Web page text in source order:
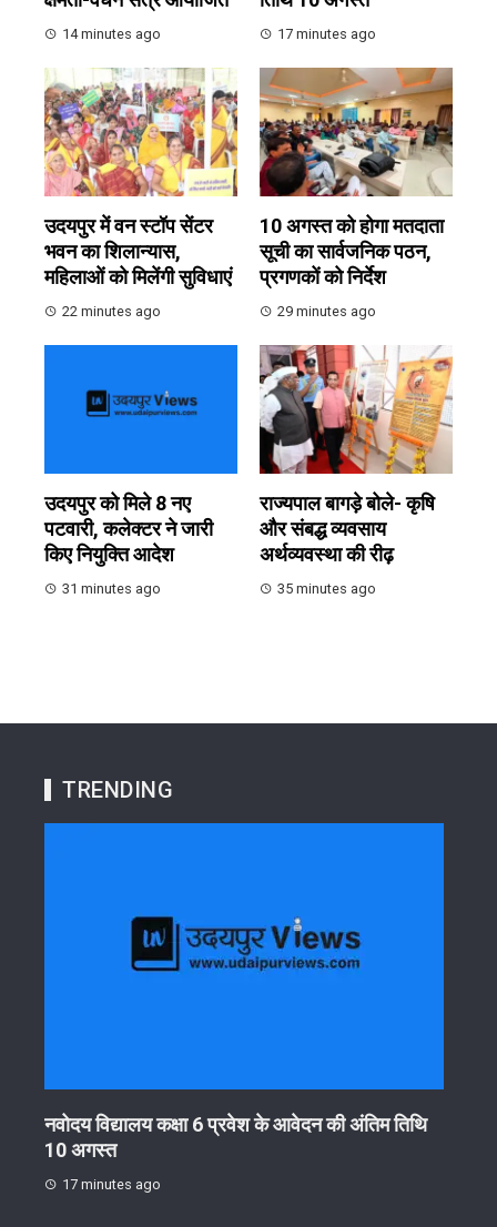
14 minutes ago 17 minutes ago
उदयपुर में वन स्टॉप सेंटर
भवन का शिलान्यास,
महिलाओं को मिलेंगी सुविधाएं
22 minutes ago
10 अगस्त को होगा मतदाता
सूची का सार्वजनिक पठन,
प्रगणकों को निर्देश
29 minutes ago
उदयपुर को मिले 8 नए
पटवारी, कलेक्टर ने जारी
किए नियुक्ति आदेश
31 minutes ago
राज्यपाल बागड़े बोले- कृषि
और संबद्ध व्यवसाय
अर्थव्यवस्था की रीढ़
35 minutes ago
TRENDING
उदयपुर में वन स्टॉप सेंटर भवन का शिलान्यास, महिलाओं को
मिलेंगी सुविधाएं
22 minutes ago